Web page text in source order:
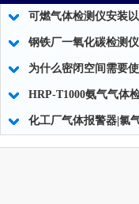
钢铁厂一氧化碳检测仪
HRP-T1000氨气气体